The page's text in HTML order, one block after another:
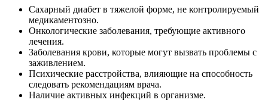
Сахарный диабет в тяжелой форме, не контролируемый
медикаментозно.
Онкологические заболевания, требующие активного
лечения.
Заболевания крови, которые могут вызвать проблемы с
заживлением.
Психические расстройства, влияющие на способность
следовать рекомендациям врача.
Наличие активных инфекций в организме.